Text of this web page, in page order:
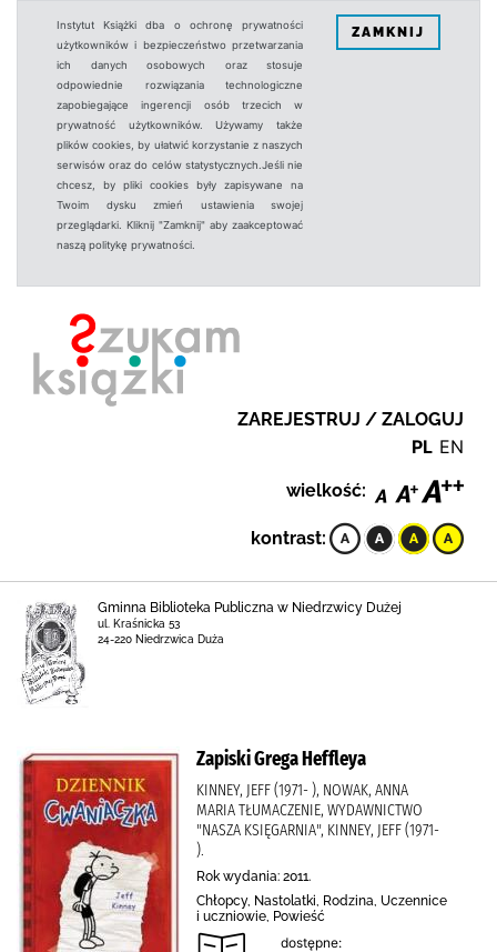
Instytut Książki dba o ochronę prywatności
użytkowników i bezpieczeństwo przetwarzania
ich danych osobowych oraz stosuje
odpowiednie rozwiązania technologiczne
zapobiegające ingerencji osób trzecich w
prywatność użytkowników. Używamy także
plików cookies, by ułatwić korzystanie z naszych
serwisów oraz do celów statystycznych.Jeśli nie
chcesz, by pliki cookies były zapisywane na
Twoim dysku zmień ustawienia swojej
przeglądarki. Kliknij "Zamknij" aby zaakceptować
naszą politykę prywatności.
ZAMKNIJ
ZAREJESTRUJ / ZALOGUJ
PL EN
wielkość:
kontrast:
Gminna Biblioteka Publiczna w Niedrzwicy Dużej
ul. Kraśnicka 53
24-220 Niedrzwica Duża
Zapiski Grega Heffleya
KINNEY, JEFF (1971- ), NOWAK, ANNA
MARIA TŁUMACZENIE, WYDAWNICTWO
"NASZA KSIĘGARNIA", KINNEY, JEFF (1971-
).
Rok wydania: 2011.
Chłopcy, Nastolatki, Rodzina, Uczennice
i uczniowie, Powieść
dostępne: